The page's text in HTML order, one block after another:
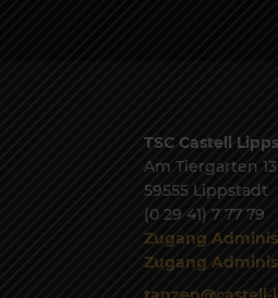
TSC Castell
Am Tiergarten 13
59555 Lippstadt
(0 29 41) 7 77 79
Zugang
Zugang